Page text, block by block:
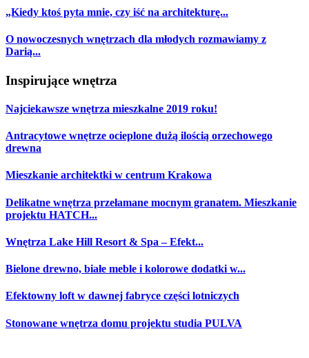
„Kiedy ktoś pyta mnie, czy iść na architekturę...
O nowoczesnych wnętrzach dla młodych rozmawiamy z
Darią...
Inspirujące wnętrza
Najciekawsze wnętrza mieszkalne 2019 roku!
Antracytowe wnętrze ocieplone dużą ilością orzechowego
drewna
Mieszkanie architektki w centrum Krakowa
Delikatne wnętrza przełamane mocnym granatem. Mieszkanie
projektu HATCH...
Wnętrza Lake Hill Resort & Spa – Efekt...
Bielone drewno, białe meble i kolorowe dodatki w...
Efektowny loft w dawnej fabryce części lotniczych
Stonowane wnętrza domu projektu studia PULVA